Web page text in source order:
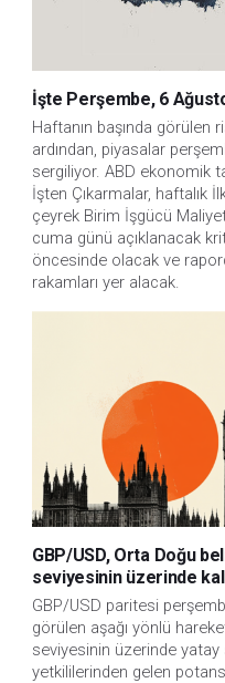
İşte Perşembe, 6
Haftanın başında görülen
ardından, piyasalar
sergiliyor. ABD ekonomik
İşten Çıkarmalar, haftalık
çeyrek Birim İşgücü
cuma günü açıklanacak
öncesinde olacak ve
rakamları yer alacak.
GBP/USD, Orta Doğu
seviyesinin üzerinde
GBP/USD paritesi
görülen aşağı yönlü
seviyesinin üzerinde yatay
yetkililerinden gelen